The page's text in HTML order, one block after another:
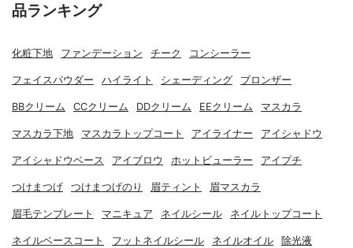
品ランキング
化粧下地 ファンデーション チーク コンシーラー
フェイスパウダー ハイライト シェーディング ブロンザー
BBクリーム CCクリーム DDクリーム EEクリーム マスカラ
マスカラ下地 マスカラトップコート アイライナー アイシャドウ
アイシャドウベース アイブロウ ホットビューラー アイプチ
つけまつげ つけまつげのり 眉ティント 眉マスカラ
眉毛テンプレート マニキュア ネイルシール ネイルトップコート
ネイルベースコート フットネイルシール ネイルオイル 除光液